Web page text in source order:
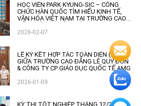
HỌC VIÊN PARK KYUNG-SIC – CÔNG
CHỨC HÀN QUỐC TÌM HIỂU KINH TẾ,
VĂN HÓA VIỆT NAM TẠI TRƯỜNG CAO
2026-02-07
LỄ KÝ KẾT HỢP TÁC TOÀN DIỆN (MOU)
GIỮA TRƯỜNG CAO ĐẲNG LÊ QUÝ ĐÔN
& CÔNG TY CP GIÁO DỤC QUỐC TẾ AMG
2026-01-09